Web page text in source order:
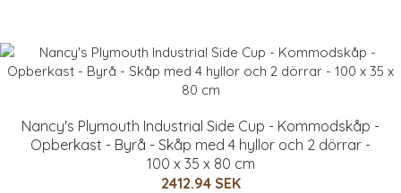
Nancy's Plymouth Industrial Side Cup - Kommodskåp -
Opberkast - Byrå - Skåp med 4 hyllor och 2 dörrar -
100 x 35 x 80 cm
2412.94 SEK